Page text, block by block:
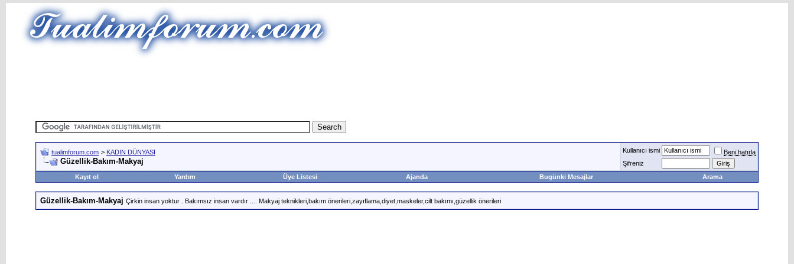
tualimforum.com > KADIN DÜNYASI
Güzellik-Bakım-Makyaj
Kullanıcı ismi
Beni hatırla
Şifreniz
Kayıt ol
Yardım Üye Listesi Ajanda Bugünki Mesajlar Arama
Güzellik-Bakım-Makyaj Çirkin insan yoktur . Bakımsız insan vardır .... Makyaj teknikleri,bakım önerileri,zayıflama,diyet,maskeler,cilt bakımı,güzellik önerileri